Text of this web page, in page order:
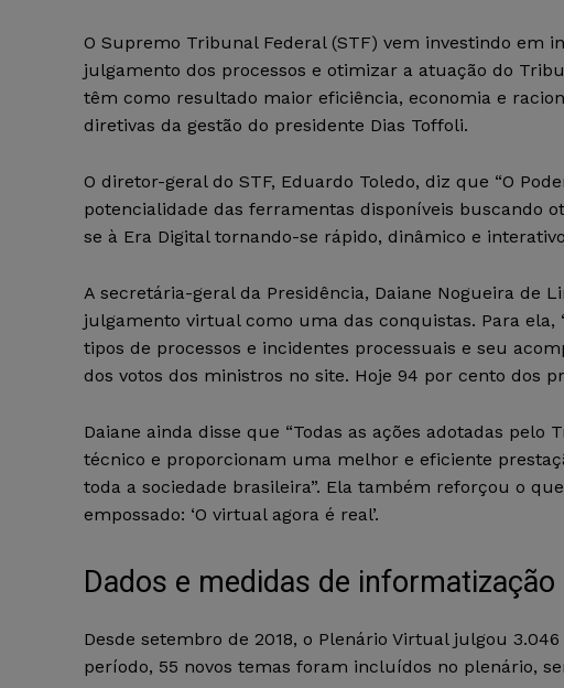
O Supremo Tribunal Federal (STF) vem investindo em
julgamento dos processos e otimizar a atuação do
têm como resultado maior eficiência, economia e
diretivas da gestão do presidente Dias Toffoli.
O diretor-geral do STF, Eduardo Toledo, diz que “O
potencialidade das ferramentas disponíveis buscando
se à Era Digital tornando-se rápido, dinâmico e
A secretária-geral da Presidência, Daiane Nogueira de
julgamento virtual como uma das conquistas. Para ela,
tipos de processos e incidentes processuais e seu
dos votos dos ministros no site. Hoje 94 por cento dos
Daiane ainda disse que “Todas as ações adotadas
técnico e proporcionam uma melhor e eficiente
toda a sociedade brasileira”. Ela também reforçou o
empossado: ‘O virtual agora é real’.
Dados e medidas de informatização
Desde setembro de 2018, o Plenário Virtual julgou
período, 55 novos temas foram incluídos no plenário,